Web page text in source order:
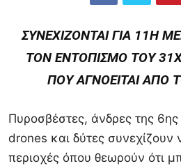
ΣΥΝΕΧΊΖΟΝΤΑΙ ΓΙΑ 11Η
ΤΟΝ ΕΝΤΟΠΙΣΜΌ ΤΟΥ
ΠΟΥ ΑΓΝΟΕΊΤΑΙ ΑΠΌ
Πυροσβέστες, άνδρες της
drones και δύτες συνεχίζουν
περιοχές όπου θεωρούν ότι